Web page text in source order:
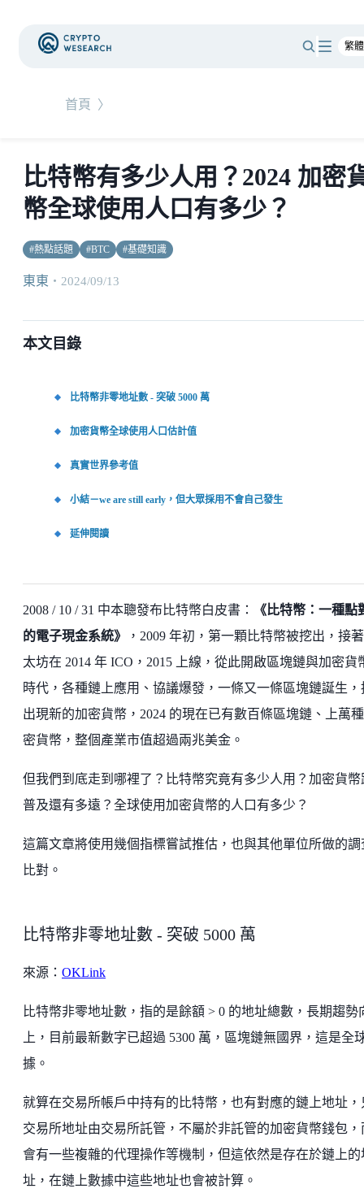
首頁 〉
比特幣有多少人用？2024 加密
幣全球使用人口有多少？
#熱點話題 #BTC #基礎知識
東東 ・ 2024/09/13
本文目錄
比特幣非零地址數 - 突破 5000 萬
加密貨幣全球使用人口估計值
真實世界參考值
小結－we are still early，但大眾採用不會自己發生
延伸閱讀
2008 / 10 / 31 中本聰發布比特幣白皮書：
《比特幣：一種點
的電子現金系統》
，2009 年初，第一顆比特幣被挖出，接
太坊在 2014 年 ICO，2015 上線，從此開啟區塊鏈與加密貨
時代，各種鏈上應用、協議爆發，一條又一條區塊鏈誕生，
出現新的加密貨幣，2024 的現在已有數百條區塊鏈、上萬
密貨幣，整個產業市值超過兩兆美金。
但我們到底走到哪裡了？比特幣究竟有多少人用？加密貨幣
普及還有多遠？全球使用加密貨幣的人口有多少？
這篇文章將使用幾個指標嘗試推估，也與其他單位所做的調
比對。
比特幣非零地址數 - 突破 5000 萬
來源： OKLink
比特幣非零地址數，指的是餘額 > 0 的地址總數，長期趨勢
上，目前最新數字已超過 5300 萬，區塊鏈無國界，這是全
據。
就算在交易所帳戶中持有的比特幣，也有對應的鏈上地址，
交易所地址由交易所託管，不屬於非託管的加密貨幣錢包，
會有一些複雜的代理操作等機制，但這依然是存在於鏈上的
址，在鏈上數據中這些地址也會被計算。